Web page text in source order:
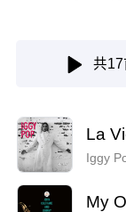
共17
La
Iggy
My